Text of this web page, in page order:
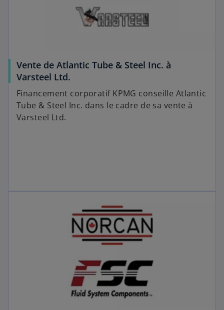
Vente de Atlantic Tube & Steel Inc. à
Varsteel Ltd.
Financement corporatif KPMG conseille Atlantic
Tube & Steel Inc. dans le cadre de sa vente à
Varsteel Ltd.